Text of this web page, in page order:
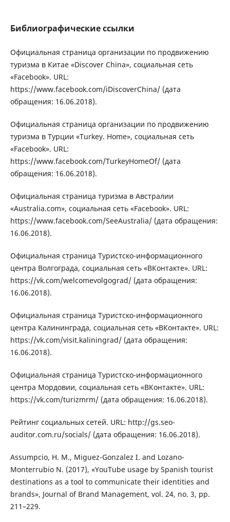
Библиографические ссылки
Официальная страница организации по продвижению
туризма в Китае «Discover China», социальная сеть
«Facebook». URL:
https://www.facebook.com/iDiscoverChina/ (дата
обращения: 16.06.2018).
Официальная страница организации по продвижению
туризма в Турции «Turkey. Home», социальная сеть
«Facebook». URL:
https://www.facebook.com/TurkeyHomeOf/ (дата
обращения: 16.06.2018).
Официальная страница туризма в Австралии
«Australia.com», социальная сеть «Facebook». URL:
https://www.facebook.com/SeeAustralia/ (дата обращения:
16.06.2018).
Официальная страница Туристско-информационного
центра Волгограда, социальная сеть «ВКонтакте». URL:
https://vk.com/welcomevolgograd/ (дата обращения:
16.06.2018).
Официальная страница Туристско-информационного
центра Калининграда, социальная сеть «ВКонтакте». URL:
https://vk.com/visit.kaliningrad/ (дата обращения:
16.06.2018).
Официальная страница Туристско-информационного
центра Мордовии, социальная сеть «ВКонтакте». URL:
https://vk.com/turizmrm/ (дата обращения: 16.06.2018).
Рейтинг социальных сетей. URL: http://gs.seo-
auditor.com.ru/socials/ (дата обращения: 16.06.2018).
Assumpcio, H. M., Miguez-Gonzalez I. and Lozano-
Monterrubio N. (2017), «YouTube usage by Spanish tourist
destinations as a tool to communicate their identities and
brands», Journal of Brand Management, vol. 24, no. 3, pp.
211–229.